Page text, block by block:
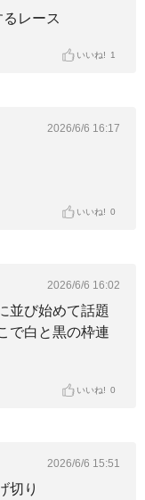
レース
いいね! 1
2026/6/6 16:17
いいね! 0
2026/6/6 16:02
並び始めて話題
で白と黒の枠連
いいね! 0
2026/6/6 15:51
切り